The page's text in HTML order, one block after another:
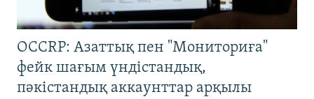
OCCRP: Азаттық пен "Мониториға"
фейк шағым үндістандық,
пәкістандық аккаунттар арқылы